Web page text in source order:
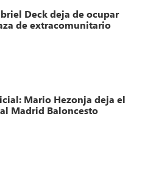
Deck deja de ocupar
de extracomunitario
Mario Hezonja deja el
Madrid Baloncesto